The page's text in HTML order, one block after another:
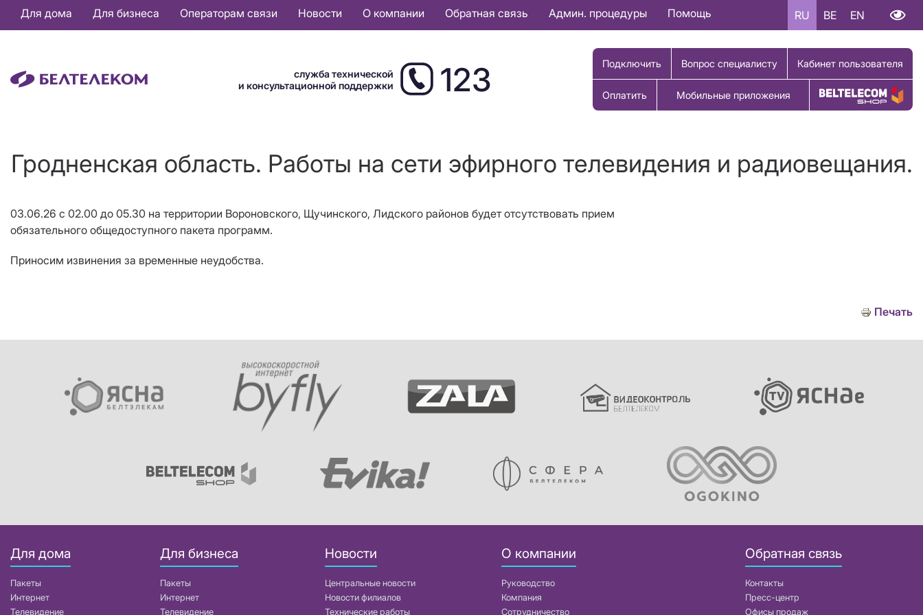
Основная
навигация
Для дома Для бизнеса Операторам связи Новости О компании Обратная связь Админ. процедуры Помощь RU BE EN
служба технической
и консультационной поддержки
123 Подключить Вопрос специалисту Кабинет пользователя
Оплатить Мобильные приложения Купить товар
Гродненская область. Работы на сети эфирного телевидения и радиовещания.
03.06.26 с 02.00 до 05.30 на территории Вороновского, Щучинского, Лидского районов будет отсутствовать прием
обязательного общедоступного пакета программ.
Приносим извинения за временные неудобства.
Печать
Для дома
Пакеты
Интернет
Телевидение
Для бизнеса
Пакеты
Интернет
Телевидение
Новости
Центральные новости
Новости филиалов
Технические работы
О компании
Руководство
Компания
Сотрудничество
Обратная связь
Контакты
Пресс-центр
Офисы продаж